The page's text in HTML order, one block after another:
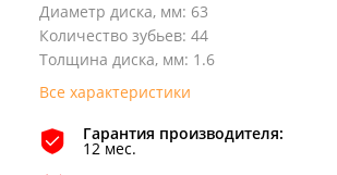
Диаметр диска, мм: 63
Количество зубьев: 44
Толщина диска, мм: 1.6
Все характеристики
Гарантия производителя:
12 мес.